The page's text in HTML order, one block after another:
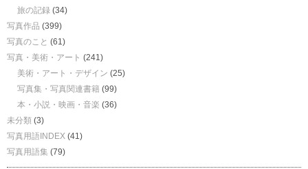
旅の記録 (34)
写真作品 (399)
写真のこと (61)
写真・美術・アート (241)
美術・アート・デザイン (25)
写真集・写真関連書籍 (99)
本・小説・映画・音楽 (36)
未分類 (3)
写真用語INDEX (41)
写真用語集 (79)